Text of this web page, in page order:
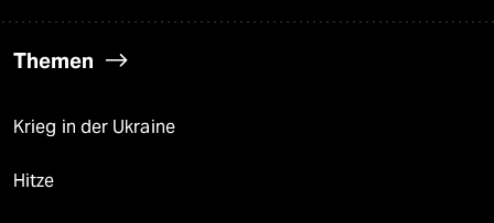
Themen
Krieg in der Ukraine
Hitze